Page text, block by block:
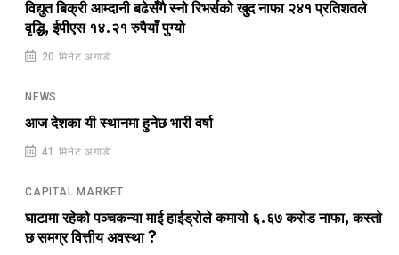
विद्युत बिक्री आम्दानी बढेसँगै स्नो रिभर्सको खुद नाफा २४१ प्रतिशतले
वृद्धि, ईपीएस १४.२१ रुपैयाँ पुग्यो
20 मिनेट अगाडी
NEWS
आज देशका यी स्थानमा हुनेछ भारी वर्षा
41 मिनेट अगाडी
CAPITAL MARKET
घाटामा रहेको पञ्चकन्या माई हाईड्रोले कमायो ६.६७ करोड नाफा, कस्तो
छ समग्र वित्तीय अवस्था ?